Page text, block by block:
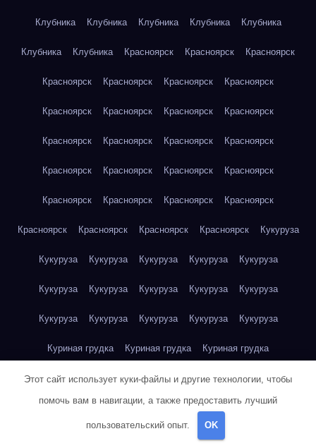
Клубника Клубника Клубника Клубника Клубника
Клубника Клубника Красноярск Красноярск Красноярск
Красноярск Красноярск Красноярск Красноярск
Красноярск Красноярск Красноярск Красноярск
Красноярск Красноярск Красноярск Красноярск
Красноярск Красноярск Красноярск Красноярск
Красноярск Красноярск Красноярск Красноярск
Красноярск Красноярск Красноярск Красноярск Кукуруза
Кукуруза Кукуруза Кукуруза Кукуруза Кукуруза
Кукуруза Кукуруза Кукуруза Кукуруза Кукуруза
Кукуруза Кукуруза Кукуруза Кукуруза Кукуруза
Куриная грудка Куриная грудка Куриная грудка
Куриная грудка Куриная грудка Куриная грудка
Куриная грудка Куриная грудка
Куриное яйцо
Этот сайт использует куки-файлы и другие технологии, чтобы
помочь вам в навигации, а также предоставить лучший
пользовательский опыт. OK